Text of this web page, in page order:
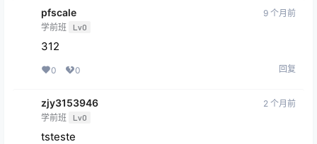
pfscale
学前班 Lv0
9 个月前
312
0 0 回复
zjy3153946
学前班 Lv0
2 个月前
tsteste